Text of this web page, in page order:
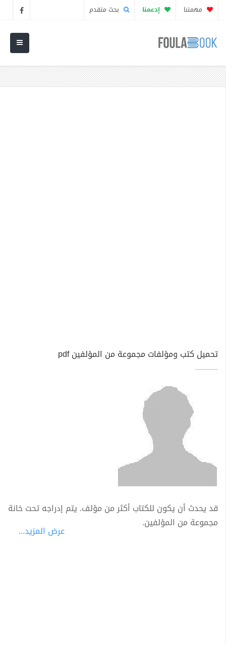
مهمتنا إدعمنا بحث متقدم
تحميل كتب ومؤلفات مجموعة من المؤلفين pdf
قد يحدث أن يكون للكتاب أكثر من مؤلف. يتم إدراجه تحت خانة
مجموعة من المؤلفين.
عرض المزيد...